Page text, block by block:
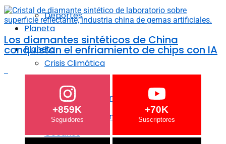
Planeta
Crisis Climática
Agricultura regenerativa
Océanos
Deportes
Planeta
Crisis Climática
Agricultura regenerativa
Los diamantes sintéticos de China
conquistan el enfriamiento de chips con IA
+859K +70K